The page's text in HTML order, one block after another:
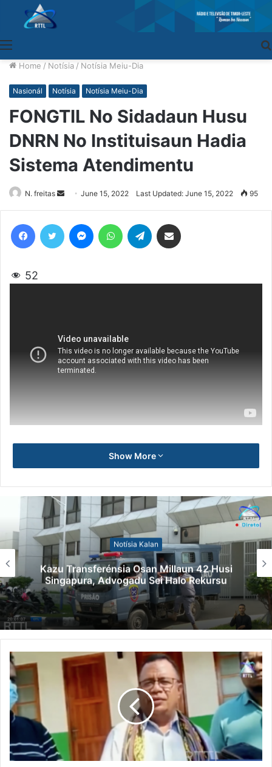
Home / Notísia / Notísia Meiu-Dia
Nasionál Notísia Notísia Meiu-Dia
FONGTIL No Sidadaun Husu
DNRN No Instituisaun Hadia
Sistema Atendimentu
N. freitas
Send
an
email
June 15, 2022 Last Updated: June 15, 2022 95
52
Show More
Notísia Kalan
Kazu Transferénsia Osan Millaun 42 Husi
Singapura, Advogadu Sei Halo Rekursu